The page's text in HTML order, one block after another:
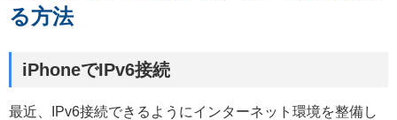
る方法
iPhoneでIPv6接続
最近、IPv6接続できるようにインターネット環境を整備し